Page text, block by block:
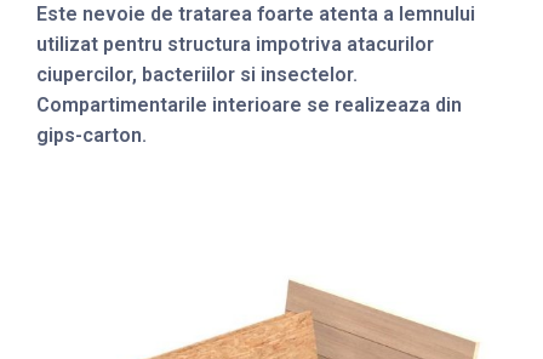
Este nevoie de tratarea foarte atenta a lemnului
utilizat pentru structura impotriva atacurilor
ciupercilor, bacteriilor si insectelor.
Compartimentarile interioare se realizeaza din
gips-carton.